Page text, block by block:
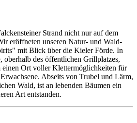
Strand nicht nur auf dem
eröffneten unseren Natur- und Wald-
mit Blick über die Kieler Förde. In
oberhalb des öffentlichen Grillplatzes,
einen Ort voller Klettermöglichkeiten für
Abseits von Trubel und Lärm,
Wald, ist an lebenden Bäumen ein
Art entstanden.